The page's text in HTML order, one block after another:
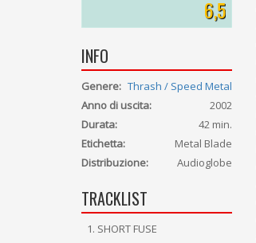
6,5
INFO
Genere: Thrash / Speed Metal
Anno di uscita:
2002
Durata:
42 min.
Etichetta:
Metal Blade
Distribuzione:
Audioglobe
TRACKLIST
SHORT FUSE